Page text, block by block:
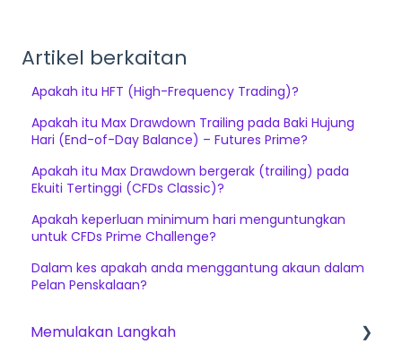
Artikel berkaitan
Apakah itu HFT (High-Frequency Trading)?
Apakah itu Max Drawdown Trailing pada Baki Hujung
Hari (End-of-Day Balance) – Futures Prime?
Apakah itu Max Drawdown bergerak (trailing) pada
Ekuiti Tertinggi (CFDs Classic)?
Apakah keperluan minimum hari menguntungkan
untuk CFDs Prime Challenge?
Dalam kes apakah anda menggantung akaun dalam
Pelan Penskalaan?
Memulakan Langkah